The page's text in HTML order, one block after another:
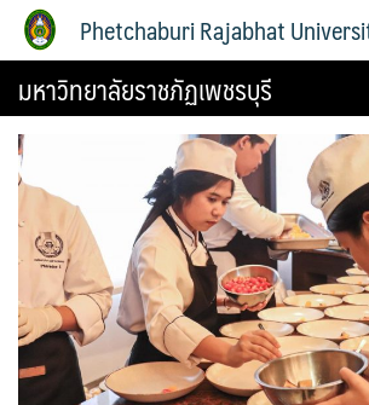
Phetchaburi Rajabhat
มหาวิทยาลัยราชภัฏเพชรบุรี